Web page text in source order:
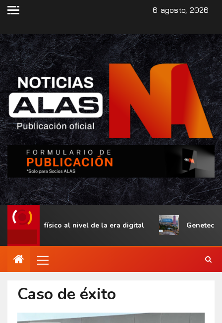
6 agosto, 2026
de la era digital Genetec Mindset360 destaca la
Caso de éxito